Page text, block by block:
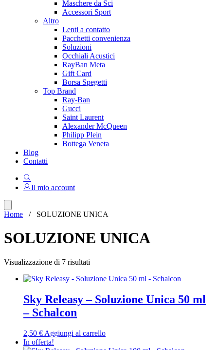
Maschere da Sci
Accessori Sport
Altro
Lenti a contatto
Pacchetti convenienza
Soluzioni
Occhiali Acustici
RayBan Meta
Gift Card
Borsa Spegetti
Top Brand
Ray-Ban
Gucci
Saint Laurent
Alexander McQueen
Philipp Plein
Bottega Veneta
Blog
Contatti
Il mio account
Home / SOLUZIONE UNICA
SOLUZIONE UNICA
Visualizzazione di 7 risultati
base
più
recente
Sky Releasy – Soluzione Unica 50 ml
– Schalcon
2,50 € Aggiungi al carrello
In offerta!